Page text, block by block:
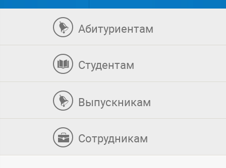
Абитуриентам
Студентам
Выпускникам
Сотрудникам